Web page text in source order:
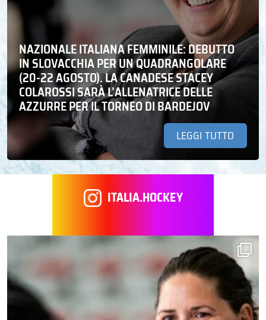
NAZIONALE ITALIANA FEMMINILE: DEBUTTO
IN SLOVACCHIA PER UN QUADRANGOLARE
(20-22 AGOSTO). LA CANADESE STACEY
COLAROSSI SARÀ L’ALLENATRICE DELLE
AZZURRE PER IL TORNEO DI BARDEJOV
LEGGI TUTTO
ITALIA.HOCKEY